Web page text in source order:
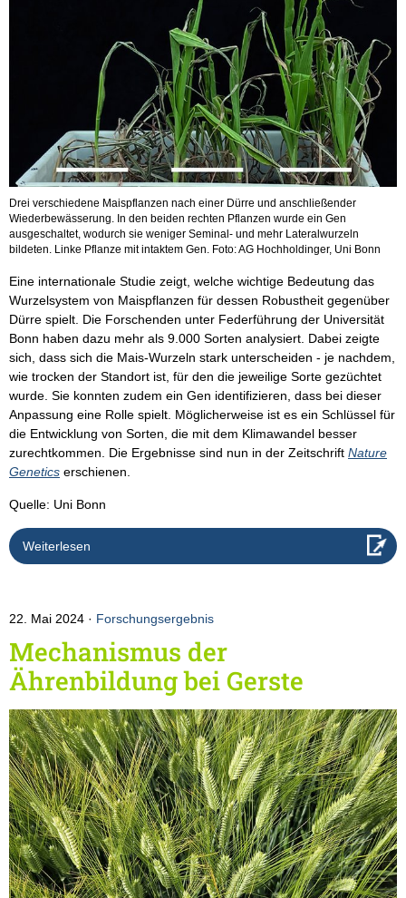
Drei verschiedene Maispflanzen nach einer Dürre und anschließender
Wiederbewässerung. In den beiden rechten Pflanzen wurde ein Gen
ausgeschaltet, wodurch sie weniger Seminal- und mehr Lateralwurzeln
bildeten. Linke Pflanze mit intaktem Gen. Foto: AG Hochholdinger, Uni Bonn
Eine internationale Studie zeigt, welche wichtige Bedeutung das
Wurzelsystem von Maispflanzen für dessen Robustheit gegenüber
Dürre spielt. Die Forschenden unter Federführung der Universität
Bonn haben dazu mehr als 9.000 Sorten analysiert. Dabei zeigte
sich, dass sich die Mais-Wurzeln stark unterscheiden - je nachdem,
wie trocken der Standort ist, für den die jeweilige Sorte gezüchtet
wurde. Sie konnten zudem ein Gen identifizieren, dass bei dieser
Anpassung eine Rolle spielt. Möglicherweise ist es ein Schlüssel für
die Entwicklung von Sorten, die mit dem Klimawandel besser
zurechtkommen. Die Ergebnisse sind nun in der Zeitschrift Nature
Genetics erschienen.
Quelle: Uni Bonn
Weiterlesen
22. Mai 2024 Forschungsergebnis
Mechanismus der
Ährenbildung bei Gerste